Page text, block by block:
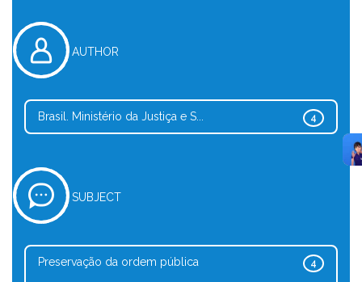
AUTHOR
4
Brasil. Ministério da Justiça e S...
SUBJECT
4
Preservação da ordem pública